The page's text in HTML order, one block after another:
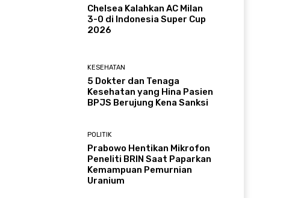
Chelsea Kalahkan AC Milan
3-0 di Indonesia Super Cup
2026
KESEHATAN
5 Dokter dan Tenaga
Kesehatan yang Hina Pasien
BPJS Berujung Kena Sanksi
POLITIK
Prabowo Hentikan Mikrofon
Peneliti BRIN Saat Paparkan
Kemampuan Pemurnian
Uranium